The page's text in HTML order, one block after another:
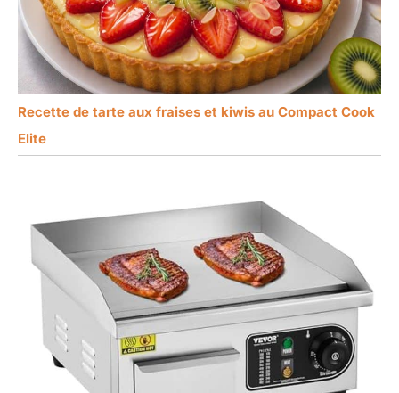
Recette de tarte aux fraises et kiwis au Compact Cook
Elite